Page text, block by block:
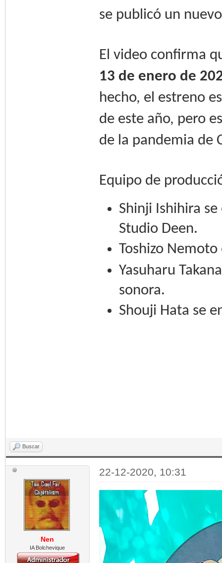
se publicó un
El video confirma
13 de enero de
hecho, el estreno
de este año, pero
de la pandemia de
Equipo de
Shinji Ishihira
Studio Deen.
Toshizo
Yasuharu
sonora.
Shouji Hata se
Buscar
Nen
IA Bolchevique
22-12-2020, 10:31